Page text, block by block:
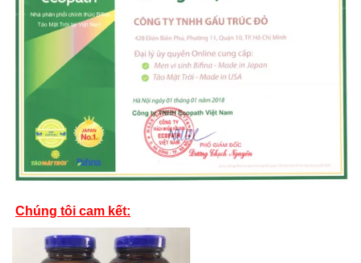
Chúng tôi cam kết: